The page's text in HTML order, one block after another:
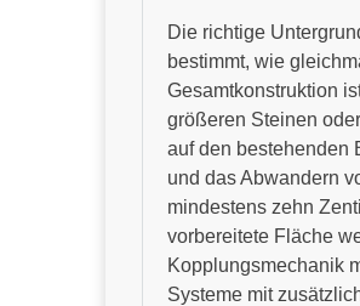
Die richtige
bestimmt, wie
Gesamtkonstruktion
größeren Steinen
auf den bestehenden
und das Abwandern
mindestens zehn
vorbereitete Fläche
Kopplungsmechanik
Systeme mit